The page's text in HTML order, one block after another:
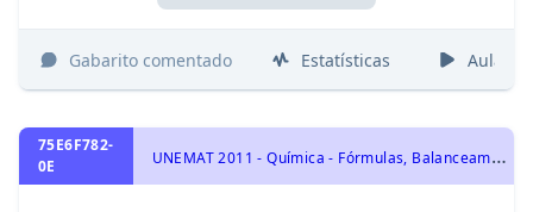
Gabarito comentado Estatísticas Aulas
75E6F782-
0E
U
NEMAT 2011 - Química - Fórmulas, Balanceamento e Leis ponderais das reações químicas, Representação das transformações químicas